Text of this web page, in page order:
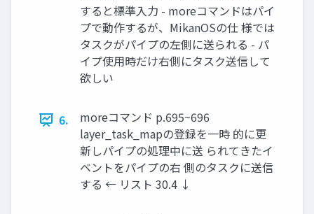
すると標準入力 - moreコマンドはパイ
プで動作するが、MikanOSの仕 様では
タスクがパイプの左側に送られる - パ
イプ使用時だけ右側にタスク送信して
欲しい
6.
moreコマンド p.695~696
layer_task_mapの登録を一時 的に更
新しパイプの処理中に送 られてきたイ
ベントをパイプの右 側のタスクに送信
する ← リスト 30.4 ↓